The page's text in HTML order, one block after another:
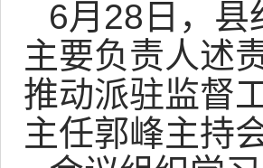
6月28日，县
主要负责人述
推动派驻监督
主任郭峰主持